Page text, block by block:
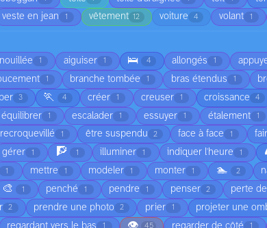
veste en jean 1 vêtement 12 voiture 4 volant 1
1 aiguiser 1 🛌 4 allongés 1
1 branche tombée 1 bras étendus 1
3 🏃 4 créer 1 creuser 1 croissance 4
équilibrer 1 escalader 1 essuyer 1 étalement 1
1 être suspendu 2 face à face 1
gérer 1 🧗 1 illuminer 1 indiquer l'heure 1
1 mettre 1 modeler 1 monter 1 🏊 2
🎨 1 penché 1 pendre 1 penser 2 perte
2 prendre une photo 2 prier 1 projeter une
regardant vers le bas 1 👁️ 45 regarder de côté 1